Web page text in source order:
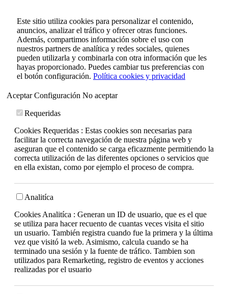
Este sitio utiliza cookies para personalizar el contenido,
anuncios, analizar el tráfico y ofrecer otras funciones.
Además, compartimos información sobre el uso con
nuestros partners de analítica y redes sociales, quienes
pueden utilizarla y combinarla con otra información que les
hayas proporcionado. Puedes cambiar tus preferencias con
el botón configuración. Política cookies y privacidad
AceptarConfiguración No aceptar
Requeridas
Cookies Requeridas : Estas cookies son necesarias para
facilitar la correcta navegación de nuestra página web y
aseguran que el contenido se carga eficazmente permitiendo la
correcta utilización de las diferentes opciones o servicios que
en ella existan, como por ejemplo el proceso de compra.
Analitíca
Cookies Analitíca : Generan un ID de usuario, que es el que
se utiliza para hacer recuento de cuantas veces visita el sitio
un usuario. También registra cuando fue la primera y la última
vez que visitó la web. Asimismo, calcula cuando se ha
terminado una sesión y la fuente de tráfico. Tambien son
utilizados para Remarketing, registro de eventos y acciones
realizadas por el usuario